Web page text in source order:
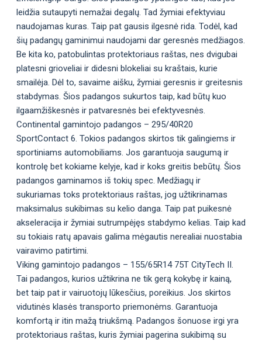
leidžia sutaupyti nemažai degalų. Tad žymiai efektyviau
naudojamas kuras. Taip pat gausis ilgesnė rida. Todėl, kad
šių padangų gaminimui naudojami dar geresnės medžiagos.
Be kita ko, patobulintas protektoriaus raštas, nes dvigubai
platesni grioveliai ir didesni blokeliai su kraštais, kurie
smailėja. Dėl to, savaime aišku, žymiai geresnis ir greitesnis
stabdymas. Šios padangos sukurtos taip, kad būtų kuo
ilgaamžiškesnės ir patvaresnės bei efektyvesnės.
Continental gamintojo padangos – 295/40R20
SportContact 6. Tokios padangos skirtos tik galingiems ir
sportiniams automobiliams. Jos garantuoja saugumą ir
kontrolę bet kokiame kelyje, kad ir koks greitis bebūtų. Šios
padangos gaminamos iš tokių spec. Medžiagų ir
sukuriamas toks protektoriaus raštas, jog užtikrinamas
maksimalus sukibimas su kelio danga. Taip pat puikesnė
akseleracija ir žymiai sutrumpėjęs stabdymo kelias. Taip kad
su tokiais ratų apavais galima mėgautis nerealiai nuostabia
vairavimo patirtimi.
Viking gamintojo padangos – 155/65R14 75T CityTech II.
Tai padangos, kurios užtikrina ne tik gerą kokybę ir kainą,
bet taip pat ir vairuotojų lūkesčius, poreikius. Jos skirtos
vidutinės klasės transporto priemonėms. Garantuoja
komfortą ir itin mažą triukšmą. Padangos šonuose irgi yra
protektoriaus raštas, kuris žymiai pagerina sukibimą su